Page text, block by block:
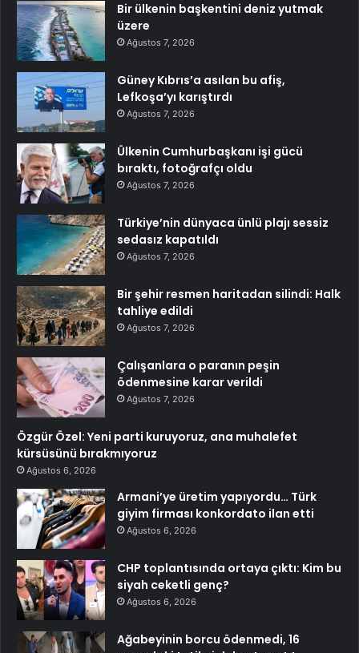
Bir ülkenin başkentini deniz yutmak
üzere
Ağustos 7, 2026
Güney Kıbrıs’a asılan bu afiş,
Lefkoşa’yı karıştırdı
Ağustos 7, 2026
Ülkenin Cumhurbaşkanı işi gücü
bıraktı, fotoğrafçı oldu
Ağustos 7, 2026
Türkiye’nin dünyaca ünlü plajı sessiz
sedasız kapatıldı
Ağustos 7, 2026
Bir şehir resmen haritadan silindi: Halk
tahliye edildi
Ağustos 7, 2026
Çalışanlara o paranın peşin
ödenmesine karar verildi
Ağustos 7, 2026
Özgür Özel: Yeni parti kuruyoruz, ana muhalefet
kürsüsünü bırakmıyoruz
Ağustos 6, 2026
Armani’ye üretim yapıyordu… Türk
giyim firması konkordato ilan etti
Ağustos 6, 2026
CHP toplantısında ortaya çıktı: Kim bu
siyah ceketli genç?
Ağustos 6, 2026
Ağabeyinin borcu ödenmedi, 16